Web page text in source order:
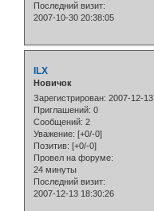
Последний визит:
2007-10-30 20:38:05
ILX
Новичок
Зарегистрирован: 2007-12-13
Приглашений: 0
Сообщений: 2
Уважение: [+0/-0]
Позитив: [+0/-0]
Провел на форуме:
24 минуты
Последний визит:
2007-12-13 18:30:26